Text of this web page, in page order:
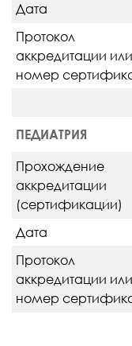
Дата
Протокол
аккредитации или
номер
ПЕДИАТРИЯ
Прохождение
аккредитации
(сертификации)
Дата
Протокол
аккредитации или
номер